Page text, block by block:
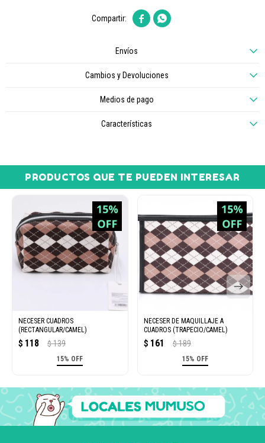
 
Envíos
Cambios y Devoluciones
Medios de pago
Características
PRODUCTOS QUE TE PUEDEN INTERESAR
NECESER CUADROS
(RECTANGULAR/CAMEL)
$ 118 $ 139
15% OFF
NECESER DE MAQUILLAJE A
CUADROS (TRAPECIO/CAMEL)
$ 161 $ 189
15% OFF